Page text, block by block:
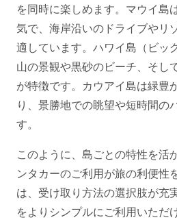
を同時に楽しめます。マウイ島
気で、海岸沿いのドライブやリ
適しています。ハワイ島（ビッ
山の景観や黒砂のビーチ、そし
が特徴です。カウアイ島は緑豊
り、景勝地での眺望や短時間の
す。
このように、島ごとの特性を活
ンタカーのご利用が旅の利便性
は、受け取り方法の選択肢が充
をよりシンプルにご利用いただ